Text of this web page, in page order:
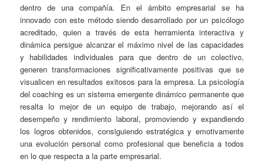
dentro de una compañía. En el ámbito empresarial se ha
innovado con este método siendo desarrollado por un psicólogo
acreditado, quien a través de esta herramienta interactiva y
dinámica persigue alcanzar el máximo nivel de las capacidades
y habilidades individuales para que dentro de un colectivo,
generen transformaciones significativamente positivas que se
visualicen en resultados exitosos para la empresa. La psicología
del coaching es un sistema emergente dinámico permanente que
resalta lo mejor de un equipo de trabajo, mejorando así el
desempeño y rendimiento laboral, promoviendo y expandiendo
los logros obtenidos, consiguiendo estratégica y emotivamente
una evolución personal como profesional que beneficia a todos
en lo que respecta a la parte empresarial.